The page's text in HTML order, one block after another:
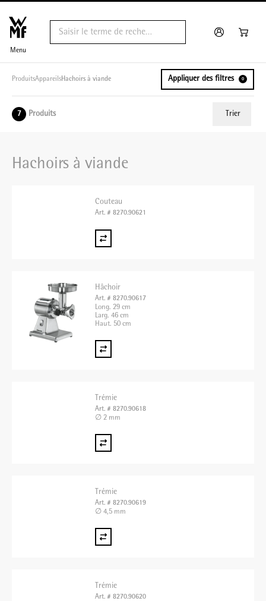
Menu
ProduitsAppareilsHachoirs à viande Appliquer des filtres 0
7 Produits Trier
Hachoirs à viande
Couteau
Art. # 8270.90621
Hâchoir
Art. # 8270.90617
Long. 29 cm
Larg. 46 cm
Haut. 50 cm
Trémie
Art. # 8270.90618
∅ 2 mm
Trémie
Art. # 8270.90619
∅ 4,5 mm
Trémie
Art. # 8270.90620